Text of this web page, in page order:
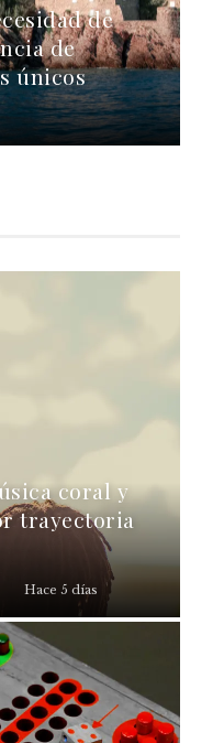
de
de
únicos
coral y
trayectoria
Hace 5 días